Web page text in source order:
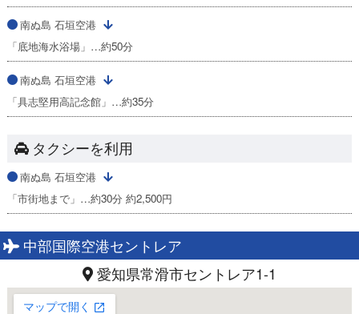
南ぬ島 石垣空港
「底地海水浴場」…約50分
南ぬ島 石垣空港
「具志堅用高記念館」…約35分
タクシーを利用
南ぬ島 石垣空港
「市街地まで」…約30分 約2,500円
中部国際空港セントレア
愛知県常滑市セントレア1-1